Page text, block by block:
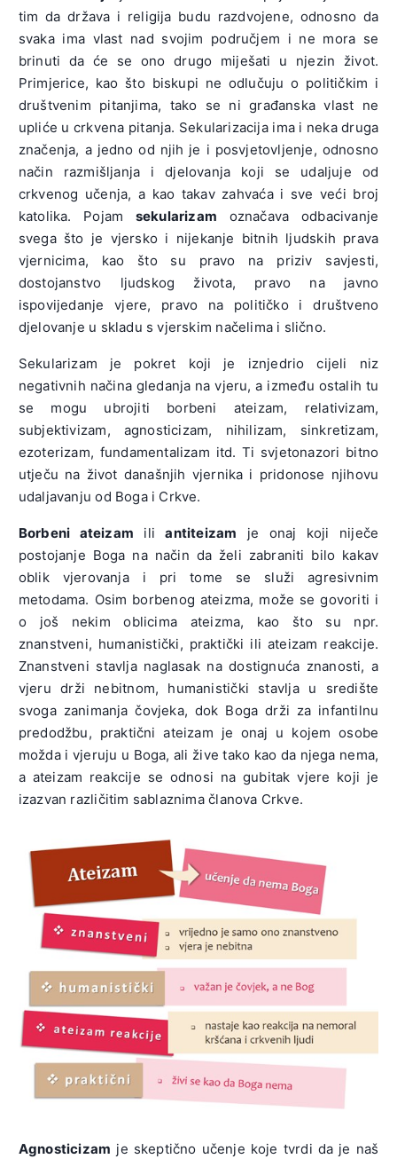
tim da država i religija budu razdvojene, odnosno da
svaka ima vlast nad svojim područjem i ne mora se
brinuti da će se ono drugo miješati u njezin život.
Primjerice, kao što biskupi ne odlučuju o političkim i
društvenim pitanjima, tako se ni građanska vlast ne
upliće u crkvena pitanja. Sekularizacija ima i neka druga
značenja, a jedno od njih je i posvjetovljenje, odnosno
način razmišljanja i djelovanja koji se udaljuje od
crkvenog učenja, a kao takav zahvaća i sve veći broj
katolika. Pojam sekularizam označava odbacivanje
svega što je vjersko i nijekanje bitnih ljudskih prava
vjernicima, kao što su pravo na priziv savjesti,
dostojanstvo ljudskog života, pravo na javno
ispovijedanje vjere, pravo na političko i društveno
djelovanje u skladu s vjerskim načelima i slično.
Sekularizam je pokret koji je iznjedrio cijeli niz
negativnih načina gledanja na vjeru, a između ostalih tu
se mogu ubrojiti borbeni ateizam, relativizam,
subjektivizam, agnosticizam, nihilizam, sinkretizam,
ezoterizam, fundamentalizam itd. Ti svjetonazori bitno
utječu na život današnjih vjernika i pridonose njihovu
udaljavanju od Boga i Crkve.
Borbeni ateizam iliantiteizam je onaj koji niječe
postojanje Boga na način da želi zabraniti bilo kakav
oblik vjerovanja i pri tome se služi agresivnim
metodama. Osim borbenog ateizma, može se govoriti i
o još nekim oblicima ateizma, kao što su npr.
znanstveni, humanistički, praktički ili ateizam reakcije.
Znanstveni stavlja naglasak na dostignuća znanosti, a
vjeru drži nebitnom, humanistički stavlja u središte
svoga zanimanja čovjeka, dok Boga drži za infantilnu
predodžbu, praktični ateizam je onaj u kojem osobe
možda i vjeruju u Boga, ali žive tako kao da njega nema,
a ateizam reakcije se odnosi na gubitak vjere koji je
izazvan različitim sablaznima članova Crkve.
Agnosticizam je skeptično učenje koje tvrdi da je naš